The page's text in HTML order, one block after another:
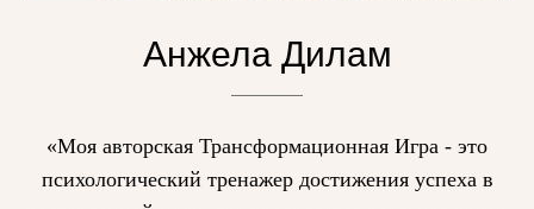
Анжела Дилам
«Моя авторская Трансформационная Игра - это
психологический тренажер достижения успеха в
ИП Дилам Анжела Александровна
ОРГАНИЗАЦИЯ